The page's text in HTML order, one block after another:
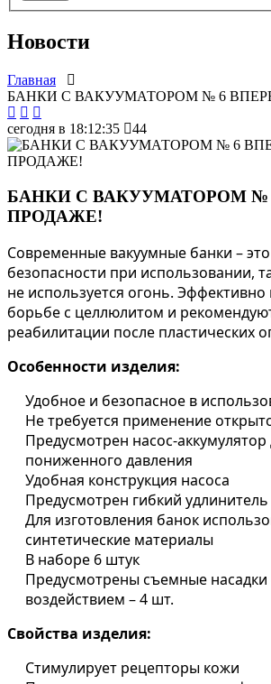
Новости
Главная
БАНКИ С ВАКУУМАТОРОМ № 6
сегодня в 18:12:35 44
БАНКИ С ВАКУУМАТОРОМ №
ПРОДАЖЕ!
Современные вакуумные банки –
безопасности при использовании,
не используется огонь. Эффективно
борьбе с целлюлитом и
реабилитации после пластических
Особенности изделия:
Удобное и безопасное в
Не требуется применение
Предусмотрен насос-аккумулятор
пониженного давления
Удобная конструкция насоса
Предусмотрен гибкий удлинитель
Для изготовления банок
синтетические материалы
В наборе 6 штук
Предусмотрены съемные
воздействием – 4 шт.
Свойства изделия:
Стимулирует рецепторы кожи